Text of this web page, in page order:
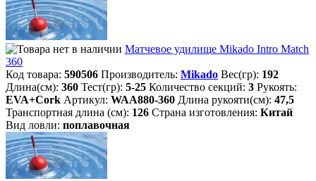
Матчевое удилище Mikado Intro Match
360
Код товара: 590506 Производитель: Mikado Вес(гр): 192
Длина(см): 360 Тест(гр): 5-25 Количество секций: 3 Рукоять:
EVA+Cork Артикул: WAA880-360 Длина рукояти(см): 47,5
Транспортная длина (см): 126 Страна изготовления: Китай
Вид ловли: поплавочная